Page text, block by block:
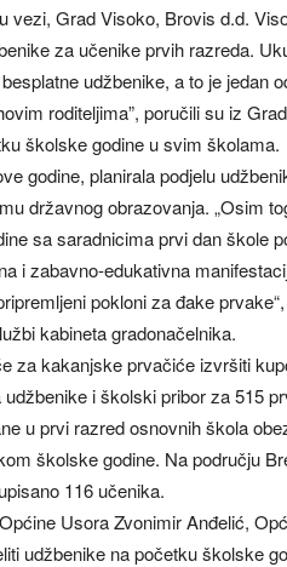
vezi, Grad Visoko, Brovis d.d.
za učenike prvih razreda.
udžbenike, a to je jedan
roditeljima”, poručili su iz
školske godine u svim školama.
godine, planirala podjelu
državnog obrazovanja. „Osim
sa saradnicima prvi dan škole
i zabavno-edukativna
pokloni za đake
kabineta gradonačelnika.
za kakanjske prvačiće izvršiti
i školski pribor za 515
u prvi razred osnovnih škola
školske godine. Na području
116 učenika.
Usora Zvonimir Anđelić,
udžbenike na početku školske